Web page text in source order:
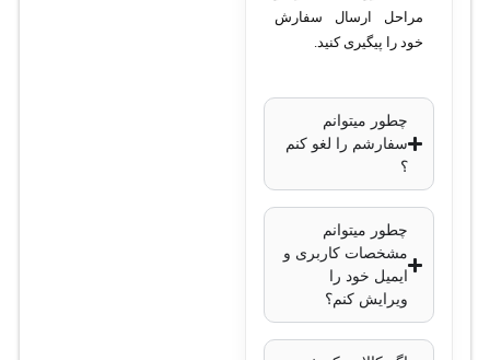
مراحل ارسال سفارش
خود را پیگیری کنید.
چطور میتوانم
سفارشم را لغو کنم
؟
چطور میتوانم
مشخصات کاربری و
ایمیل خود را
ویرایش کنم؟